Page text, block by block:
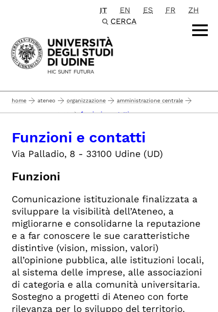
Passa al contenuto principale
IT EN ES FR
ZH
CERCA
home ateneo organizzazione amministrazione centrale
relazioni esterne (rele) funzioni e contatti
Funzioni e contatti
Via Palladio, 8 - 33100 Udine (UD)
Funzioni
Comunicazione istituzionale finalizzata a
sviluppare la visibilità dell’Ateneo, a
migliorarne e consolidarne la reputazione
e a far conoscere le sue caratteristiche
distintive (vision, mission, valori)
all’opinione pubblica, alle istituzioni locali,
al sistema delle imprese, alle associazioni
di categoria e alla comunità universitaria.
Sostegno a progetti di Ateneo con forte
rilevanza per lo sviluppo del territorio.